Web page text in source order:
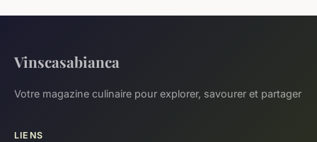
Vinscasabianca
Votre magazine culinaire pour explorer, savourer et partager
LIENS